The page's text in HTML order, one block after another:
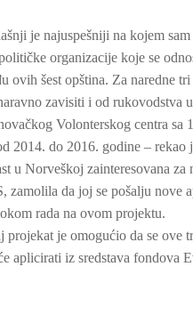
je najuspešniji na kojem
organizacije koje se
ovih šest opština. Za naredne
zavisiti i od rukovodstva
Volonterskog centra sa
2014. do 2016. godine – rekao
u Norveškoj zainteresovana za
zamolila da joj se pošalju nove
rada na ovom projektu.
je omogućio da se ove
aplicirati iz sredstava fondova